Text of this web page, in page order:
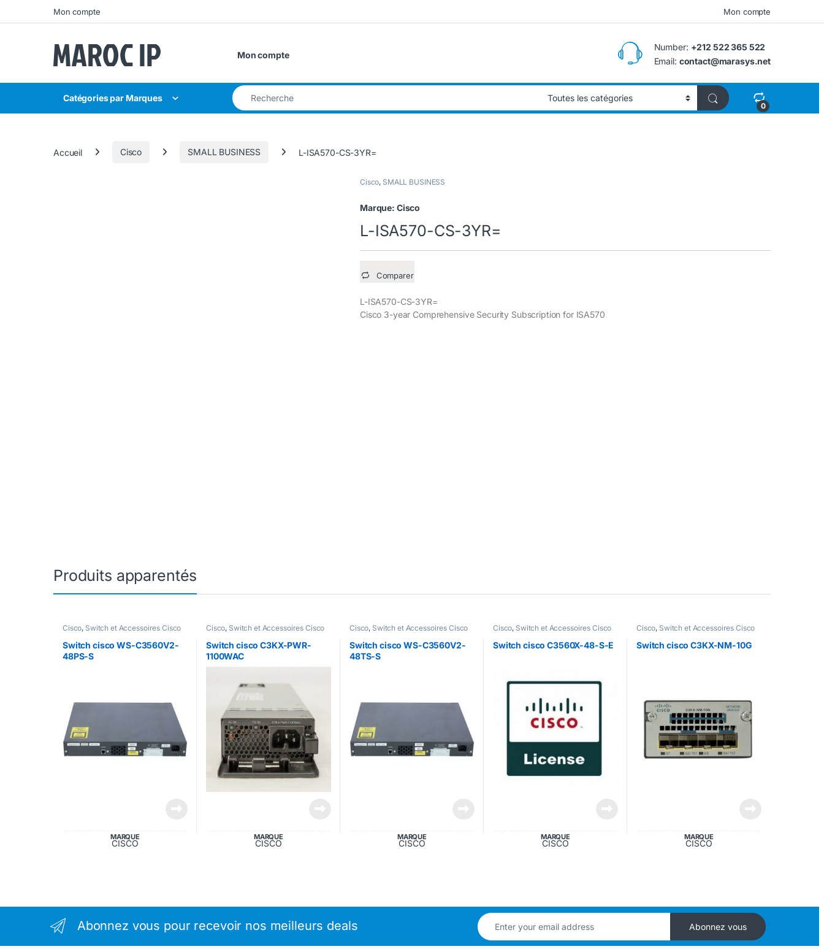
Skip to navigation
Skip to contentMon compte Mon compte
Mon compte
Number: +212 522 365 522
Email: contact@marasys.net
Catégories par Marques
Search for:
0
Accueil Cisco SMALL BUSINESS L-ISA570-CS-3YR=
Cisco, SMALL BUSINESS
Marque: Cisco
L-ISA570-CS-3YR=
Comparer
L-ISA570-CS-3YR=
Cisco 3-year Comprehensive Security Subscription for ISA570
Produits apparentés
Cisco, Switch et Accessoires Cisco
Switch cisco WS-C3560V2-
48PS-S
MARQUE
CISCO
Cisco, Switch et Accessoires Cisco
Switch cisco C3KX-PWR-
1100WAC
MARQUE
CISCO
Cisco, Switch et Accessoires Cisco
Switch cisco WS-C3560V2-
48TS-S
MARQUE
CISCO
Cisco, Switch et Accessoires Cisco
Switch cisco C3560X-48-S-E
MARQUE
CISCO
Cisco, Switch et Accessoires Cisco
Switch cisco C3KX-NM-10G
MARQUE
CISCO
Abonnez vous pour recevoir nos meilleurs deals Abonnez vous